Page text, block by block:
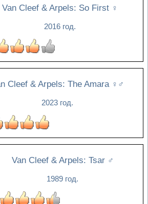
Van Cleef & Arpels: So First ♀
2016 год.
Cleef & Arpels: The Amara ♀♂
2023 год.
Van Cleef & Arpels: Tsar ♂
1989 год.